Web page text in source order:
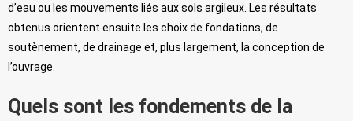
d’eau ou les mouvements liés aux sols argileux. Les résultats
obtenus orientent ensuite les choix de fondations, de
soutènement, de drainage et, plus largement, la conception de
l’ouvrage.
Quels sont les fondements de la